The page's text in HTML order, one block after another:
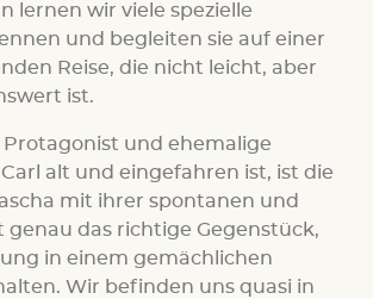
lernen wir viele spezielle
und begleiten sie auf einer
Reise, die nicht leicht, aber
ist.
und ehemalige
alt und eingefahren ist, ist die
mit ihrer spontanen und
das richtige Gegenstück,
in einem gemächlichen
Wir befinden uns quasi in